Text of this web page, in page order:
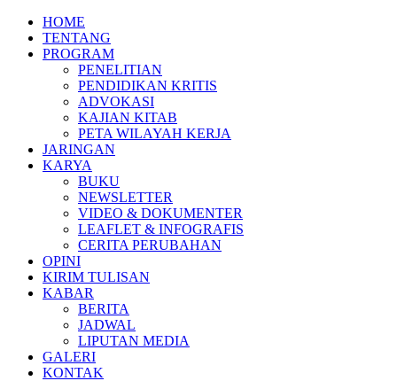
HOME
TENTANG
PROGRAM
PENELITIAN
PENDIDIKAN KRITIS
ADVOKASI
KAJIAN KITAB
PETA WILAYAH KERJA
JARINGAN
KARYA
BUKU
NEWSLETTER
VIDEO & DOKUMENTER
LEAFLET & INFOGRAFIS
CERITA PERUBAHAN
OPINI
KIRIM TULISAN
KABAR
BERITA
JADWAL
LIPUTAN MEDIA
GALERI
KONTAK